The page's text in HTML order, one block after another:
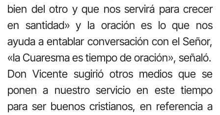
bien del otro y que nos servirá para crecer
en santidad» y la oración es lo que nos
ayuda a entablar conversación con el Señor,
«la Cuaresma es tiempo de oración», señaló.
Don Vicente sugirió otros medios que se
ponen a nuestro servicio en este tiempo
para ser buenos cristianos, en referencia a